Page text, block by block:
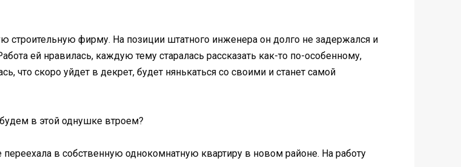
строительную фирму. На позиции штатного инженера он долго не задержался и
ей нравилась, каждую тему старалась рассказать как-то по-особенному,
что скоро уйдет в декрет, будет нянькаться со своими и станет самой
в этой однушке втроем?
в собственную однокомнатную квартиру в новом районе. На работу